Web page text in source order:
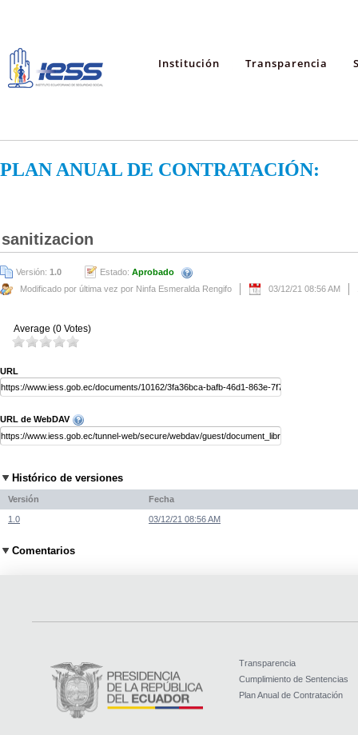
Institución Transparencia
PLAN ANUAL DE CONTRATACIÓN:
sanitizacion
Versión: 1.0 Estado: Aprobado
Modificado por última vez por Ninfa Esmeralda Rengifo
03/12/21 08:56 AM
Average (0 Votes)
URL
URL de WebDAV
Histórico de versiones
Versión Fecha
1.0 03/12/21 08:56 AM
Comentarios
Transparencia
Cumplimiento de Sentencias
Plan Anual de Contratación